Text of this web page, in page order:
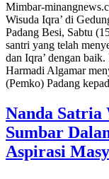
Mimbar-
Wisuda Iqra’ di
Padang Besi, Sabtu
santri yang telah
dan Iqra’ dengan
Harmadi Algamar
(Pemko) Padang
Nanda Satria
Sumbar
Aspirasi